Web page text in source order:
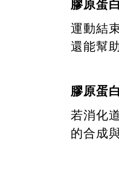
膠原蛋
運動結
還能幫
膠原蛋
若消化
的合成